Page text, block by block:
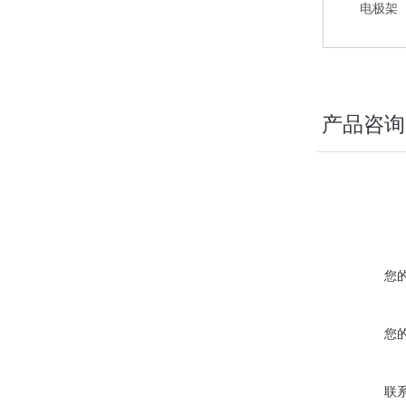
电极架
产品咨询
您
您
联